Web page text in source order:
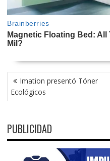
NAVEGACIÓN
DE
ENTRADAS
Imation presentó Tóner
Ecológicos
PUBLICIDAD